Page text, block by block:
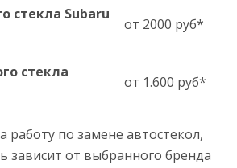
стекла Subaru
от 2000 руб*
стекла
от 1.600 руб*
работу по замене автостекол,
зависит от выбранного бренда